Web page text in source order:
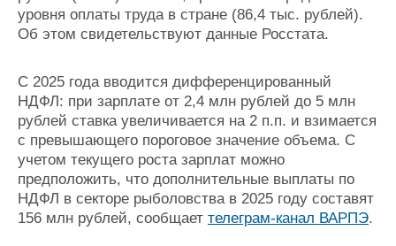
Конференции
Личности
Словарь
Флот
Форум
Отзывы
Все службы
уровня оплаты труда в стране (86,4 тыс. рублей).
Об этом свидетельствуют данные Росстата.
С 2025 года вводится дифференцированный
НДФЛ: при зарплате от 2,4 млн рублей до 5 млн
рублей ставка увеличивается на 2 п.п. и взимается
с превышающего пороговое значение объема. С
учетом текущего роста зарплат можно
предположить, что дополнительные выплаты по
НДФЛ в секторе рыболовства в 2025 году составят
156 млн рублей, сообщает телеграм-канал ВАРПЭ.